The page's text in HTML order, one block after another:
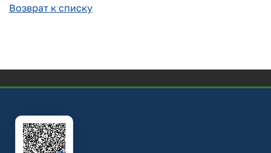
Возврат к списку